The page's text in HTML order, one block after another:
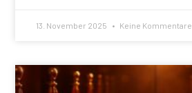
13. November 2025 Keine Kommentare